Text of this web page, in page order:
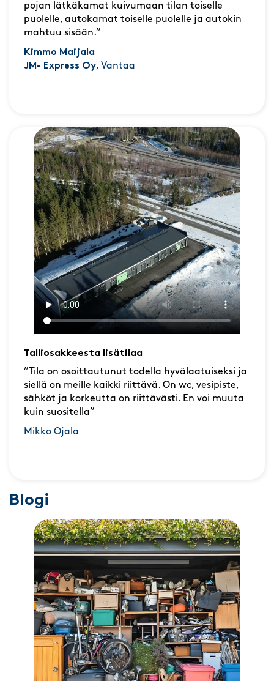
pojan lätkäkamat kuivumaan tilan toiselle
puolelle, autokamat toiselle puolelle ja autokin
mahtuu sisään.”
Kimmo Maijala
JM- Express Oy, Vantaa
Talliosakkeesta lisätilaa
”Tila on osoittautunut todella hyvälaatuiseksi ja
siellä on meille kaikki riittävä. On wc, vesipiste,
sähköt ja korkeutta on riittävästi. En voi muuta
kuin suositella”
Mikko Ojala
Blogi